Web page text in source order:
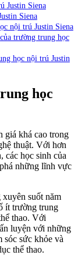
Justin Siena
Siena
nội trú Justin Siena
trường trung học
học nội trú Justin
học
giá khá cao trong
thuật. Với hơn
các học sinh của
những lĩnh vực
suốt năm
ít trường trung
thao. Với
luyện với những
sóc sức khỏe và
thể thao.